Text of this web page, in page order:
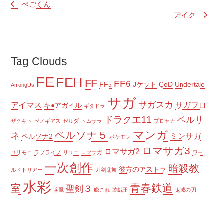
ぺごくん
アイク
Tag Clouds
AmongUs FE FEH FF FF5 FF6 Jケット QoD Undertale
アイマス キ●アガイル ギタドラ サガ サガスカ サガフロ
ザクキト ゼノギアス ゼルダ トムサラ ドラクエ11 プロセカ ベルリ
ネ ペルソナ2 ペルソナ５ ポケモン マンガ ミンサガ
ユリモニ ラブライブ リユニ ロマサガ ロマサガ2 ロマサガ3 ワー
ルドトリガー 一次創作 刀剣乱舞 彼方のアストラ 暗殺教
室 水彩 浜風 聖剣３ 艦これ 遊戯王 青春鉄道 鬼滅の刃